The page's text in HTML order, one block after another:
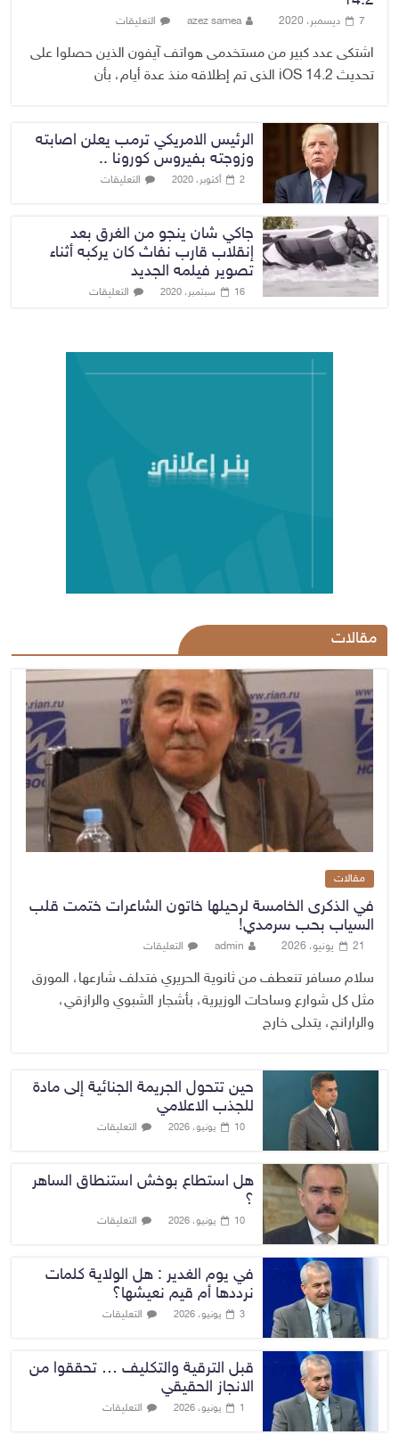
7 ديسمبر، 2020 azez samea التعليقات
اشتكى عدد كبير من مستخدمى هواتف آيفون الذين حصلوا على
تحديث iOS 14.2 الذى تم إطلاقه منذ عدة أيام، بأن
الرئيس الامريكي ترمب يعلن اصابته
وزوجته بفيروس كورونا ..
2 أكتوبر، 2020 التعليقات
جاكي شان ينجو من الغرق بعد
إنقلاب قارب نفاث كان يركبه أثناء
تصوير فيلمه الجديد
16 سبتمبر، 2020 التعليقات
مقالات
مقالات
في الذكرى الخامسة لرحيلها خاتون الشاعرات ختمت قلب
السياب بحب سرمدي!
21 يونيو، 2026 admin التعليقات
سلام مسافر تنعطف من ثانوية الحريري فتدلف شارعها، المورق
مثل كل شوارع وساحات الوزيرية، بأشجار الشبوي والرازقي،
والرارانج، يتدلى خارج
حين تتحول الجريمة الجنائية إلى مادة
للجذب الاعلامي
10 يونيو، 2026 التعليقات
هل استطاع بوخش استنطاق الساهر
؟
10 يونيو، 2026 التعليقات
في يوم الغدير : هل الولاية كلمات
نرددها أم قيم نعيشها؟
3 يونيو، 2026 التعليقات
قبل الترقية والتكليف … تحققوا من
الانجاز الحقيقي
1 يونيو، 2026 التعليقات